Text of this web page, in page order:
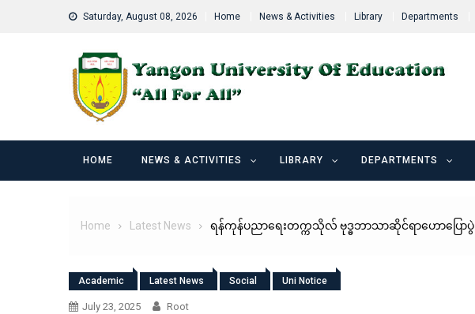
Saturday, August 08, 2026 Home News & Activities Library Departments
HOME NEWS & ACTIVITIES LIBRARY DEPARTMENTS
Home Latest News ရန်ကုန်ပညာရေးတက္ကသိုလ် ဗုဒ္ဓဘာသာဆိုင်ရာဟောပြောပွဲ
Academic Latest News Social Uni Notice
July 23, 2025 Root